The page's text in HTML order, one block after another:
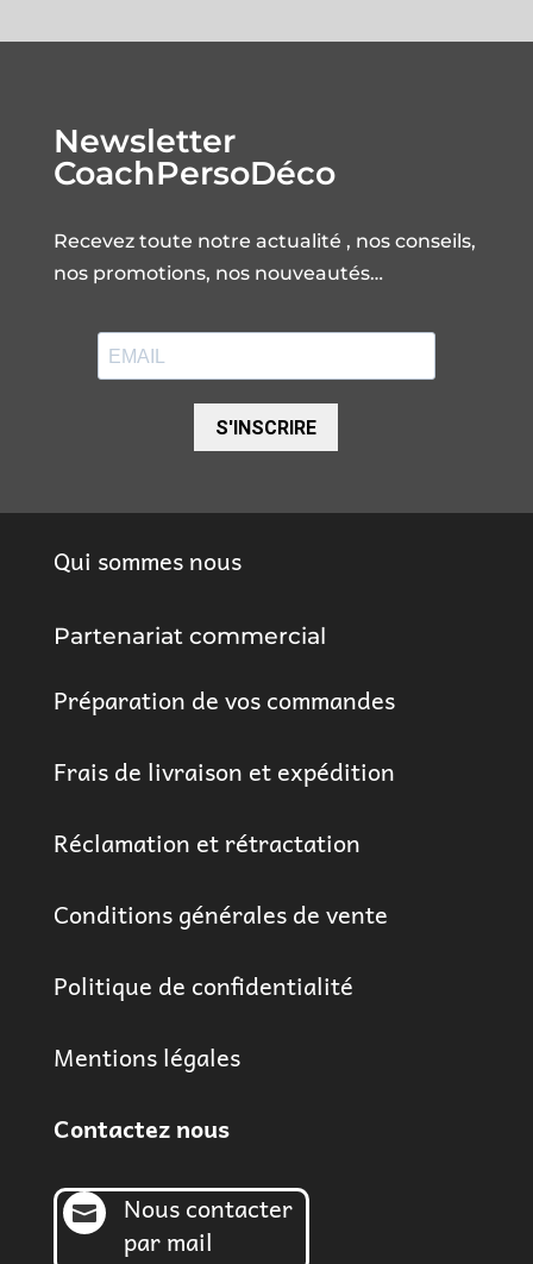
Newsletter
CoachPersoDéco
Recevez toute notre actualité , nos conseils,
nos promotions, nos nouveautés…
S'INSCRIRE
Qui sommes nous
Partenariat commercial
Préparation de vos commandes
Frais de livraison et expédition
Réclamation et rétractation
Conditions générales de vente
Politique de confidentialité
Mentions légales
Contactez nous

Nous contacter
par mail